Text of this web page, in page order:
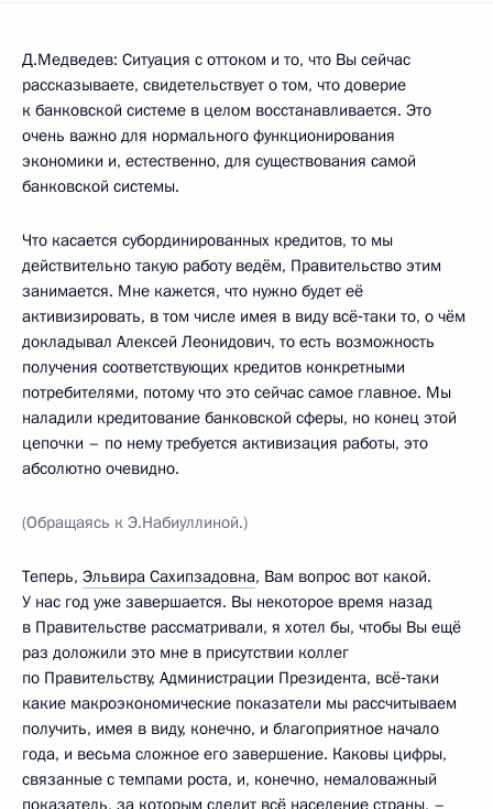
Д.Медведев: Ситуация с оттоком и то, что Вы сейчас
рассказываете, свидетельствует о том, что доверие
к банковской системе в целом восстанавливается. Это
очень важно для нормального функционирования
экономики и, естественно, для существования самой
банковской системы.
Что касается субординированных кредитов, то мы
действительно такую работу ведём, Правительство этим
занимается. Мне кажется, что нужно будет её
активизировать, в том числе имея в виду всё‑таки то, о чём
докладывал Алексей Леонидович, то есть возможность
получения соответствующих кредитов конкретными
потребителями, потому что это сейчас самое главное. Мы
наладили кредитование банковской сферы, но конец этой
цепочки – по нему требуется активизация работы, это
абсолютно очевидно.
(Обращаясь к Э.Набиуллиной.)
Теперь, Эльвира Сахипзадовна, Вам вопрос вот какой.
У нас год уже завершается. Вы некоторое время назад
в Правительстве рассматривали, я хотел бы, чтобы Вы ещё
раз доложили это мне в присутствии коллег
по Правительству, Администрации Президента, всё‑таки
какие макроэкономические показатели мы рассчитываем
получить, имея в виду, конечно, и благоприятное начало
года, и весьма сложное его завершение. Каковы цифры,
связанные с темпами роста, и, конечно, немаловажный
показатель, за которым следит всё население страны, –